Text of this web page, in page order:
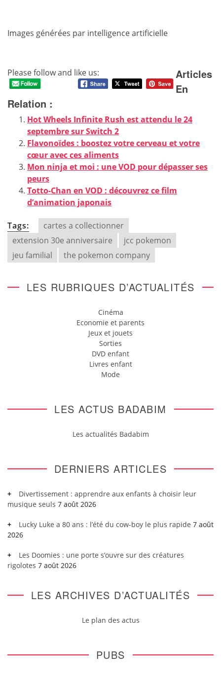
Images générées par intelligence artificielle
Please follow and like us:
Articles
En
Relation :
Hot Wheels Infinite Rush est attendu le 24
septembre sur Switch 2
Flavonoïdes : boostez votre cerveau et votre
cœur avec ces aliments
Mon ninja et moi : une VOD pour dépasser ses
peurs
Totto-Chan en VOD : découvrez ce film
d’animation japonais
Tags:
cartes a collectionner
extension 30e anniversaire
jcc pokemon
jeu familial
the pokemon company
LES RUBRIQUES D’ACTUALITÉS
Cinéma
Economie et parents
Jeux et jouets
Sorties
DVD enfant
Livres enfant
Mode
LES ACTUS BADABIM
Les actualités Badabim
DERNIERS ARTICLES
Divertissement : apprendre aux enfants à choisir leur
musique seuls 7 août 2026
Lucky Luke a 80 ans : l’été du cow-boy le plus rapide 7 août
2026
Les Doomies : une porte s’ouvre sur des créatures
rigolotes 7 août 2026
LES ARCHIVES D’ACTUALITÉS
Le plan des actus
PUBS